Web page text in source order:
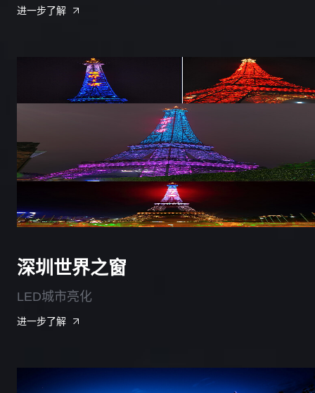
进一步了解
深圳世界之窗
LED城市亮化
进一步了解